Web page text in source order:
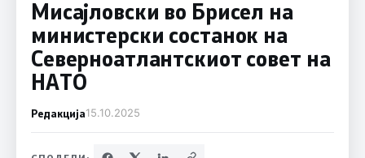
Мисајловски во Брисел на
министерски состанок на
Северноатлантскиот совет на
НАТО
Редакција15.10.2025